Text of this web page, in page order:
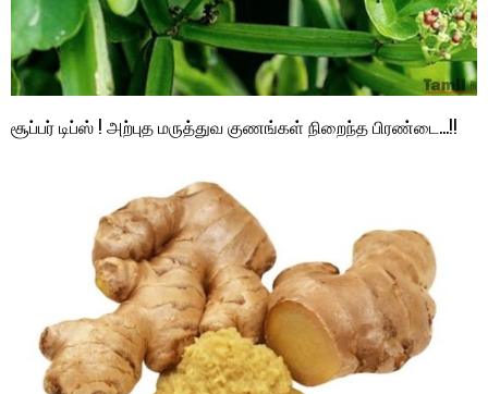
சூப்பர் டிப்ஸ் ! அற்புத மருத்துவ குணங்கள் நிறைந்த பிரண்டை…!!